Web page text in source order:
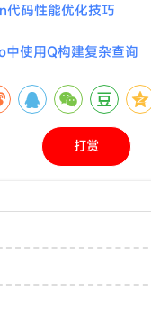
代码性能优化技巧
中使用Q构建复杂查询
打赏